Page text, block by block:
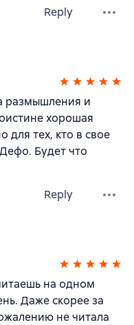
Reply
размышления и
хорошая
для тех, кто в свое
Будет что
Reply
на одном
Даже скорее за
не читала